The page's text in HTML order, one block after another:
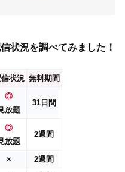
状況を調べてみました！
状況 無料期間
◎
放題
31日間
◎
放題
2週間
×
2週間